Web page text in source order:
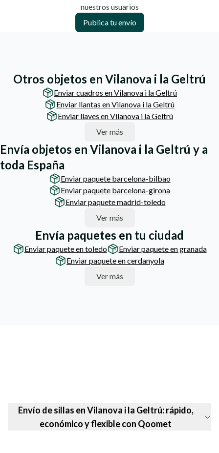
nuestros usuarios
Publica tu envío
Otros objetos en Vilanova i la Geltrú
Enviar cuadros en Vilanova i la Geltrú
Enviar llantas en Vilanova i la Geltrú
Enviar llaves en Vilanova i la Geltrú
Ver más
Envía objetos en Vilanova i la Geltrú y a
toda España
Enviar paquete barcelona-bilbao
Enviar paquete barcelona-girona
Enviar paquete madrid-toledo
Ver más
Envía paquetes en tu ciudad
Enviar paquete en toledo
Enviar paquete en granada
Enviar paquete en cerdanyola
Ver más
Envío de sillas en Vilanova i la Geltrú: rápido,
económico y flexible con Qoomet